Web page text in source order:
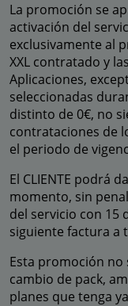
La promoción se
activación del
exclusivamente al
XXL contratado y
Aplicaciones,
seleccionadas
distinto de 0€, no
contrataciones de
el periodo de
El CLIENTE podrá
momento, sin
del servicio con 15
siguiente factura a
Esta promoción no
cambio de pack,
planes que tenga